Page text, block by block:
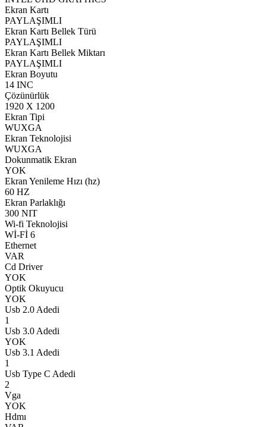
Ekran Kartı
PAYLAŞIMLI
Ekran Kartı Bellek Türü
PAYLAŞIMLI
Ekran Kartı Bellek Miktarı
PAYLAŞIMLI
Ekran Boyutu
14 INC
Çözünürlük
1920 X 1200
Ekran Tipi
WUXGA
Ekran Teknolojisi
WUXGA
Dokunmatik Ekran
YOK
Ekran Yenileme Hızı (hz)
60 HZ
Ekran Parlaklığı
300 NIT
Wi-fi Teknolojisi
Wİ-Fİ 6
Ethernet
VAR
Cd Driver
YOK
Optik Okuyucu
YOK
Usb 2.0 Adedi
1
Usb 3.0 Adedi
YOK
Usb 3.1 Adedi
1
Usb Type C Adedi
2
Vga
YOK
Hdmı